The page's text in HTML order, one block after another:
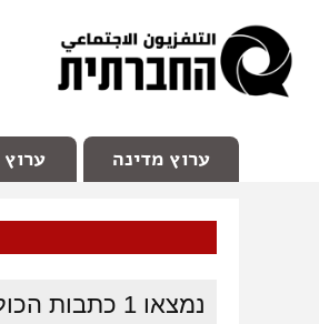
ערוץ מדינה
נמצאו 1 כתבות